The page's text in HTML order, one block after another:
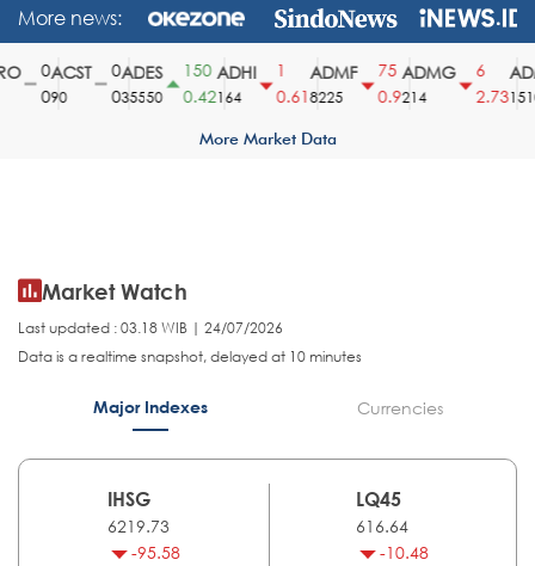
More news:
ACST
90
ADES
35550
150
0.42
ADHI
164
0.61
ADMF
8225
75
0.9
ADMG
214
2.731510
More Market Data
Market Watch
Last updated : 03.18 WIB | 24/07/2026
Data is a realtime snapshot, delayed at 10 minutes
Major Indexes Currencies
IHSG
6219.73
-95.58
LQ45
616.64
-10.48